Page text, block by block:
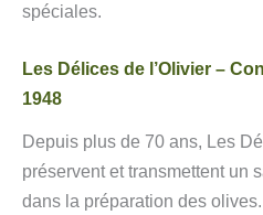
spéciales.
Les Délices de l’Olivier –
1948
Depuis plus de 70 ans, Les
préservent et transmettent un
dans la préparation des